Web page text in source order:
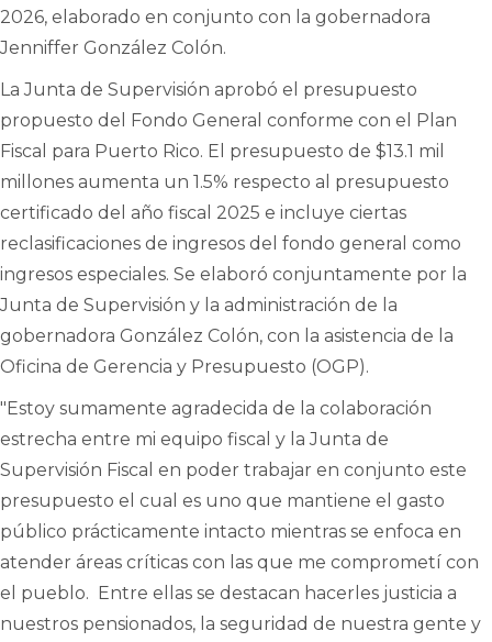
2026, elaborado en conjunto con la gobernadora
Jenniffer González Colón.
La Junta de Supervisión aprobó el presupuesto
propuesto del Fondo General conforme con el Plan
Fiscal para Puerto Rico. El presupuesto de $13.1 mil
millones aumenta un 1.5% respecto al presupuesto
certificado del año fiscal 2025 e incluye ciertas
reclasificaciones de ingresos del fondo general como
ingresos especiales. Se elaboró conjuntamente por la
Junta de Supervisión y la administración de la
gobernadora González Colón, con la asistencia de la
Oficina de Gerencia y Presupuesto (OGP).
"Estoy sumamente agradecida de la colaboración
estrecha entre mi equipo fiscal y la Junta de
Supervisión Fiscal en poder trabajar en conjunto este
presupuesto el cual es uno que mantiene el gasto
público prácticamente intacto mientras se enfoca en
atender áreas críticas con las que me comprometí con
el pueblo. Entre ellas se destacan hacerles justicia a
nuestros pensionados, la seguridad de nuestra gente y